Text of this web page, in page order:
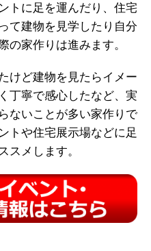
トに足を運んだり、住宅
て建物を見学したり自分
の家作りは進みます。
けど建物を見たらイメー
丁寧で感心したなど、実
ないことが多い家作りで
トや住宅展示場などに足
スメします。